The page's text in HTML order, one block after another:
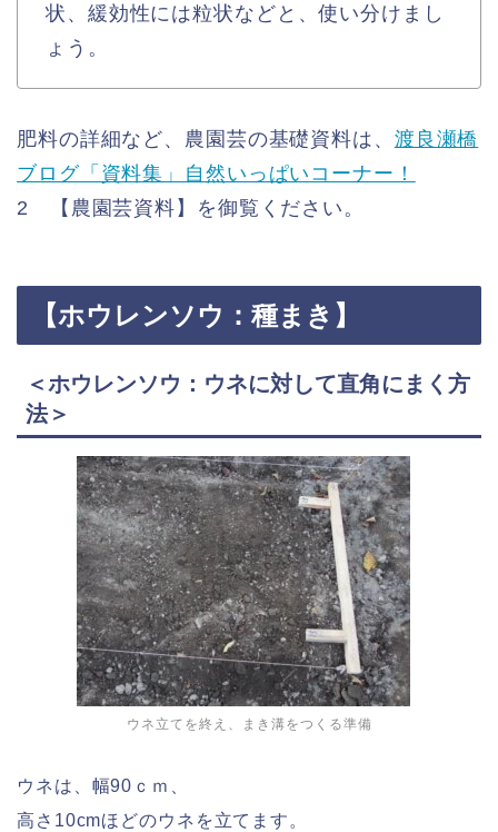
状、緩効性には粒状などと、使い分けまし
ょう。
肥料の詳細など、農園芸の基礎資料は、 渡良瀬橋
ブログ「資料集」自然いっぱいコーナー！
2 【農園芸資料】を御覧ください。
【ホウレンソウ：種まき】
＜ホウレンソウ：ウネに対して直角にまく方
法＞
ウネ立てを終え、まき溝をつくる準備
ウネは、幅90ｃｍ、
高さ10cmほどのウネを立てます。